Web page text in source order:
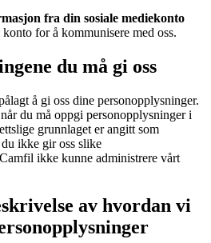
fra din sosiale mediekonto
for å kommunisere med oss.
du må gi oss
å gi oss dine personopplysninger.
du må oppgi personopplysninger i
grunnlaget er angitt som
ikke gir oss slike
ikke kunne administrere vårt
av hvordan vi